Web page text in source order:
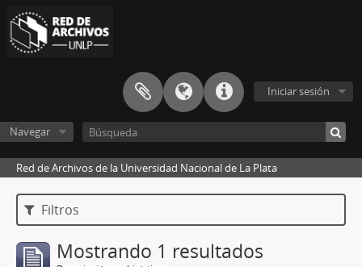
Iniciar sesión
Navegar
Red de Archivos de la Universidad Nacional de La Plata
Filtros
Mostrando 1 resultados